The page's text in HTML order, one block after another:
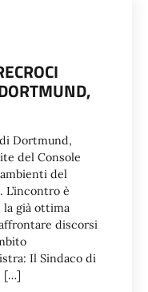
Dortmund,
del Console
del
L’incontro è
già ottima
discorsi
Il Sindaco di
[…]